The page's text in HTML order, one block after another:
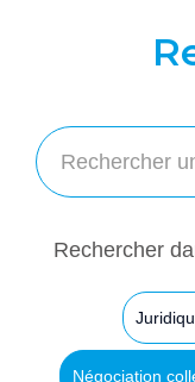
Rechercher
Négociation